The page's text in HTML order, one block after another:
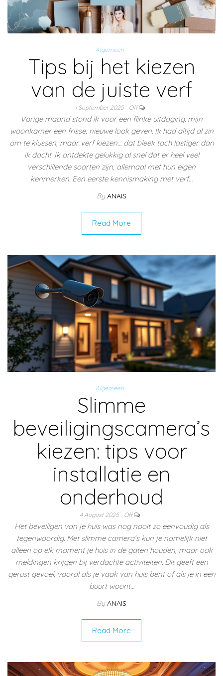
Algemeen
Tips bij het kiezen
van de juiste verf
1 September 2025 Off
Vorige maand stond ik voor een flinke uitdaging: mijn
woonkamer een frisse, nieuwe look geven. Ik had altijd al zin
om te klussen, maar verf kiezen… dat bleek toch lastiger dan
ik dacht. Ik ontdekte gelukkig al snel dat er heel veel
verschillende soorten zijn, allemaal met hun eigen
kenmerken. Een eerste kennismaking met verf…
By ANAIS
Read More
Algemeen
Slimme
beveiligingscamera’s
kiezen: tips voor
installatie en
onderhoud
4 August 2025 Off
Het beveiligen van je huis was nog nooit zo eenvoudig als
tegenwoordig. Met slimme camera’s kun je namelijk niet
alleen op elk moment je huis in de gaten houden, maar ook
meldingen krijgen bij verdachte activiteiten. Dit geeft een
gerust gevoel, vooral als je vaak van huis bent of als je in een
buurt woont…
By ANAIS
Read More